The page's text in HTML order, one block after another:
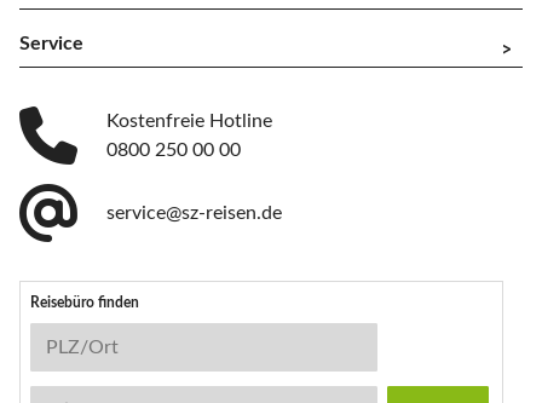
Service ^
Kostenfreie Hotline
0800 250 00 00
service@sz-reisen.de
Reisebüro finden
Reisebüro-Suche
PLZ/Ort